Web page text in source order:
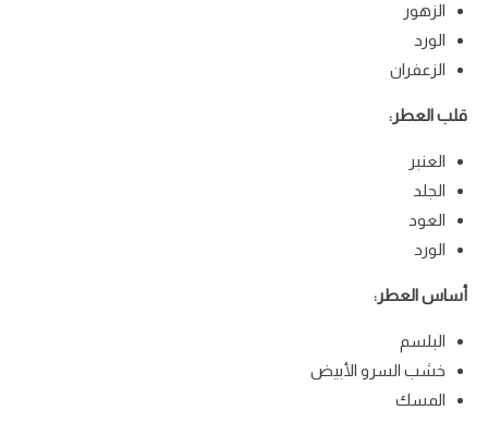
الزهور
الورد
الزعفران
قلب العطر:
العنبر
الجلد
العود
الورد
أساس العطر:
البلسم
خشب السرو الأبيض
المسك